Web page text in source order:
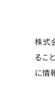
株式
るこ
に情